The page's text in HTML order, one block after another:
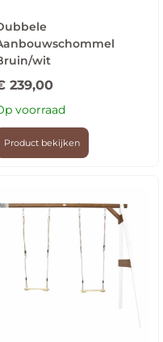
wit
239,00
voorraad
Product bekijken